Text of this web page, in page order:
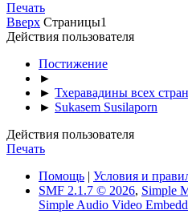
Печать
Вверх Страницы1
Действия пользователя
Постижение
►
► Тхеравадины всех стран
► Sukasem Susilaporn
Действия пользователя
Печать
Помощь | Условия и
SMF 2.1.7 © 2026, Simple
Simple Audio Video